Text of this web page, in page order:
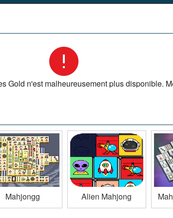
Gold n'est malheureusement plus disponible.
Mahjongg Alien Mahjong